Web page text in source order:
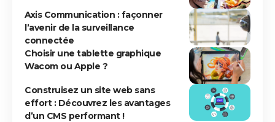
Axis Communication : façonner
l’avenir de la surveillance
connectée
Choisir une tablette graphique
Wacom ou Apple ?
Construisez un site web sans
effort : Découvrez les avantages
d’un CMS performant !